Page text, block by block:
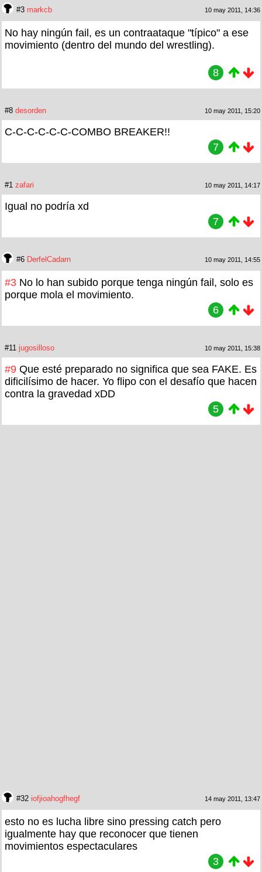
#3 markcb 10 may 2011, 14:36
No hay ningún fail, es un contraataque "típico" a ese
movimiento (dentro del mundo del wrestling).
8
#8 desorden 10 may 2011, 15:20
C-C-C-C-C-C-COMBO BREAKER!!
7
#1 zafari 10 may 2011, 14:17
Igual no podría xd
7
#6 DerfelCadarn 10 may 2011, 14:55
#3 No lo han subido porque tenga ningún fail, solo es
porque mola el movimiento.
6
#11 jugosilloso 10 may 2011, 15:38
#9 Que esté preparado no significa que sea FAKE. Es
dificilísimo de hacer. Yo flipo con el desafío que hacen
contra la gravedad xDD
5
#32 iofjioahogfhegf 14 may 2011, 13:47
esto no es lucha libre sino pressing catch pero
igualmente hay que reconocer que tienen
movimientos espectaculares
3